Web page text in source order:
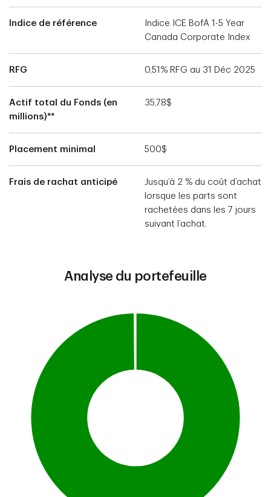
Indice de référence
Indice ICE BofA 1-5 Year
Canada Corporate Index
RFG 0,51% RFG au 31 Déc 2025
Actif total du Fonds (en
millions)**
35,78$
Placement minimal 500$
Frais de rachat anticipé
Jusqu’à 2 % du coût d’achat
lorsque les parts sont
rachetées dans les 7 jours
suivant l’achat.
Analyse du portefeuille
Pie chart with 2 slices.
This is a portfolio analysis pie chart